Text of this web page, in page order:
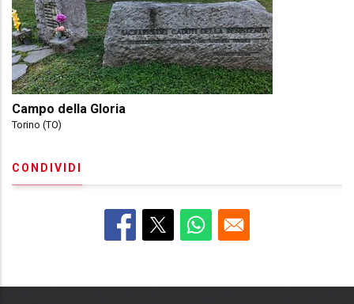
Campo della Gloria
Torino (TO)
CONDIVIDI